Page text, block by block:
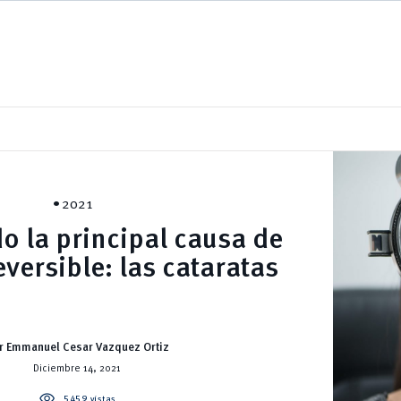
2021
la principal causa de
las cataratas
Emmanuel Cesar Vazquez Ortiz
Diciembre 14, 2021
5459 vistas